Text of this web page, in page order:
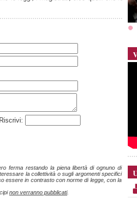
Riscrivi:
ferma restando la piena libertà di ognuno di
la collettività o sugli argomenti specifici
essere in contrasto con norme di legge, con la
non verranno pubblicati.